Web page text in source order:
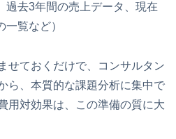
過去3年間の売上データ、現在
覧など）
せておくだけで、コンサルタン
ら、本質的な課題分析に集中で
用対効果は、この準備の質に大